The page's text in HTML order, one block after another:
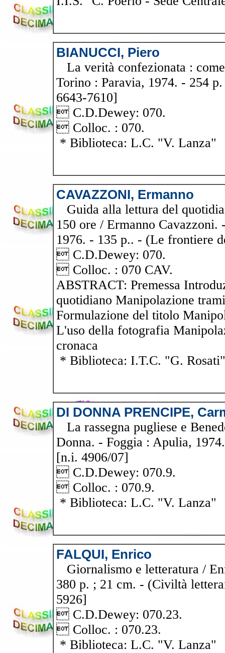
BIANUCCI, Piero
La verità confezionata :
Torino : Paravia, 1974. - 254
6643-7610]
 C.D.Dewey: 070.
 Colloc. : 070.
* Biblioteca: L.C. "V. Lanza"
CAVAZZONI, Ermanno
Guida alla lettura del
150 ore / Ermanno
1976. - 135 p.. - (Le frontiere
 C.D.Dewey: 070.
 Colloc. : 070 CAV.
ABSTRACT: Premessa
quotidiano Manipolazione
Formulazione del titolo
L'uso della fotografia
cronaca
* Biblioteca: I.T.C. "G. Rosati"
DI DONNA PRENCIPE,
La rassegna pugliese e
Donna. - Foggia : Apulia,
[n.i. 4906/07]
 C.D.Dewey: 070.9.
 Colloc. : 070.9.
* Biblioteca: L.C. "V. Lanza"
FALQUI, Enrico
Giornalismo e letteratura /
380 p. ; 21 cm. - (Civiltà
5926]
 C.D.Dewey: 070.23.
 Colloc. : 070.23.
* Biblioteca: L.C. "V. Lanza"